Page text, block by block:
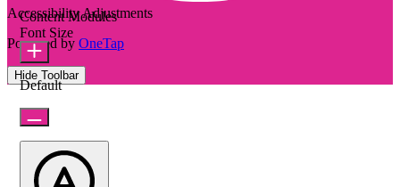
Accessibility Adjustments
Powered by OneTap
Hide Toolbar
Content Modules
Font Size
Default